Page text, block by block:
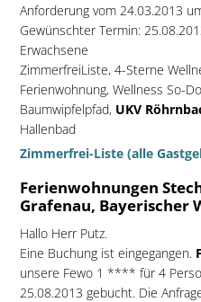
Anforderung vom 24.03.2013
Gewünschter Termin:
Erwachsene
ZimmerfreiListe, 4-Sterne
Ferienwohnung, Wellness So-
Baumwipfelpfad, UKV
Hallenbad
Zimmerfrei-Liste (alle
Ferienwohnungen
Grafenau, Bayerischer
Hallo Herr Putz.
Eine Buchung ist eingegangen.
unsere Fewo 1 **** für 4
25.08.2013 gebucht. Die